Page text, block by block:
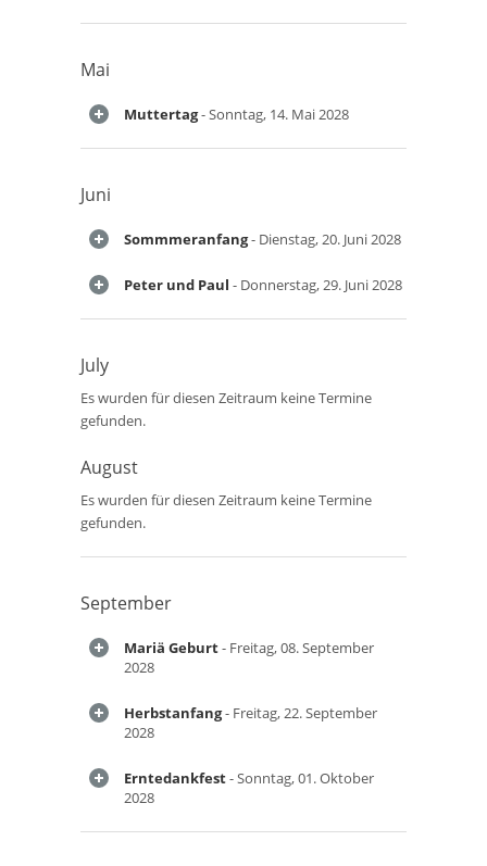
Mai
Muttertag- Sonntag, 14. Mai 2028
Juni
Sommmeranfang- Dienstag, 20. Juni 2028
Peter und Paul - Donnerstag, 29. Juni 2028
July
Es wurden für diesen Zeitraum keine Termine
gefunden.
August
Es wurden für diesen Zeitraum keine Termine
gefunden.
September
Mariä Geburt- Freitag, 08. September
2028
Herbstanfang- Freitag, 22. September
2028
Erntedankfest- Sonntag, 01. Oktober
2028